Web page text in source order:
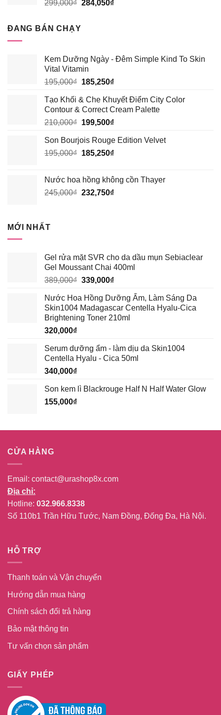
208,050₫.
299,000₫ Giá
284,050₫Giá
ĐANG BÁN CHẠY
Kem Dưỡng Ngày - Đêm Simple Kind To Skin
Vital Vitamin
195,000₫ Giá
là:
195,000₫.
185,250₫Giá
tại
là:
185,250₫.
Tạo Khối & Che Khuyết Điểm City Color
Contour & Correct Cream Palette
210,000₫ Giá
là:
210,000₫.
199,500₫Giá
tại
là:
Son Bourjois Rouge Edition Velvet
195,000₫ Giá
195,000₫.
185,250₫Giá
là:
185,250₫.
Nước hoa hồng không cồn Thayer
245,000₫ Giá
232,750₫Giá
MỚI NHẤT
Gel rửa mặt SVR cho da dầu mụn Sebiaclear
Gel Moussant Chai 400ml
389,000₫ Giá
là:
389,000₫.
339,000₫Giá
tại
là:
339,000₫.
Nước Hoa Hồng Dưỡng Ẩm, Làm Sáng Da
Skin1004 Madagascar Centella Hyalu-Cica
Brightening Toner 210ml
320,000₫
Serum dưỡng ẩm - làm dịu da Skin1004
Centella Hyalu - Cica 50ml
340,000₫
Son kem lì Blackrouge Half N Half Water Glow
155,000₫
CỬA HÀNG
Email: contact@urashop8x.com
Địa chỉ:
Hotline: 032.966.8338
Số 110b1 Trần Hữu Tước, Nam Đồng, Đống Đa, Hà Nội.
HỖ TRỢ
Thanh toán và Vận chuyển
Hướng dẫn mua hàng
Chính sách đổi trả hàng
Bảo mật thông tin
Tư vấn chọn sản phẩm
GIẤY PHÉP